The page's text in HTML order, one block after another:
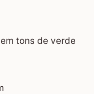
em tons de verde